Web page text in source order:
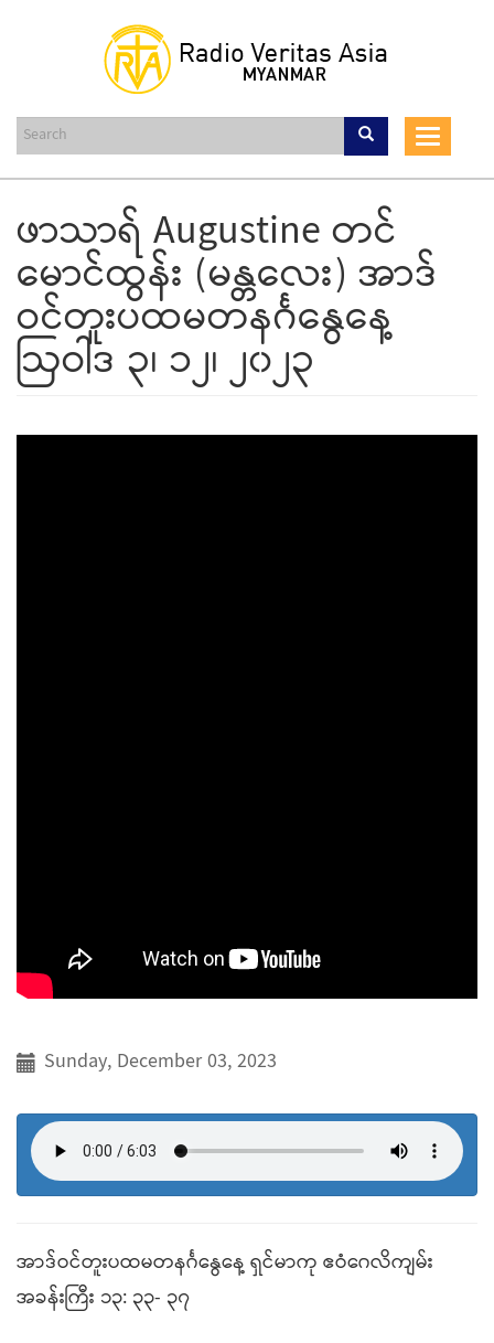
content
Toggle
ဖာသာရ် Augustine တင်
မောင်ထွန်း (မန္တလေး) အာဒ်
ဝင်တူးပထမတနင်္ဂနွေနေ့
ဩဝါဒ ၃၊ ၁၂၊ ၂၀၂၃
Sunday, December 03, 2023
အာဒ်ဝင်တူးပထမတနင်္ဂနွေနေ့ ရှင်မာကု ဧဝံဂေလိကျမ်း
အခန်းကြီး ၁၃: ၃၃- ၃၇